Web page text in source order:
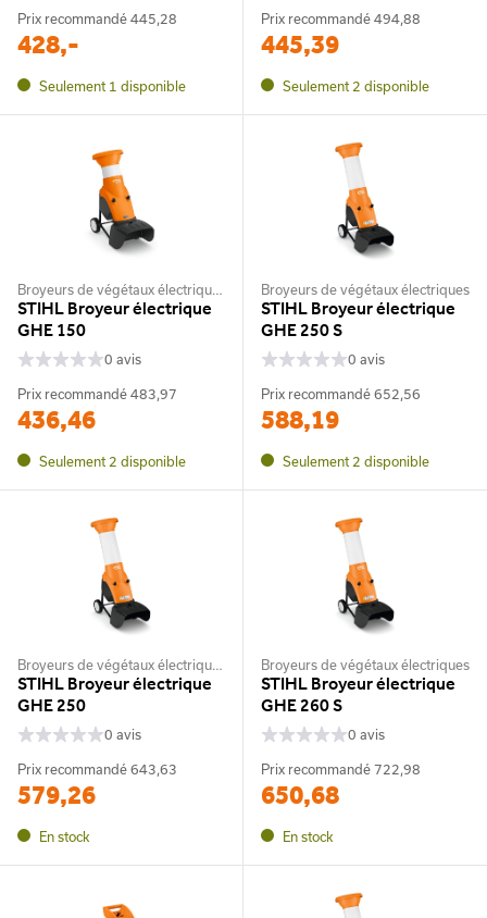
Prix recommandé 445,28
428,-
Seulement 1 disponible
Prix recommandé 494,88
445,39
Seulement 2 disponible
Broyeurs de végétaux électriques
STIHL Broyeur électrique
GHE 150
0 avis
Prix recommandé 483,97
436,46
Seulement 2 disponible
Broyeurs de végétaux électriques
STIHL Broyeur électrique
GHE 250 S
0 avis
Prix recommandé 652,56
588,19
Seulement 2 disponible
Broyeurs de végétaux électriques
STIHL Broyeur électrique
GHE 250
0 avis
Prix recommandé 643,63
579,26
En stock
Broyeurs de végétaux électriques
STIHL Broyeur électrique
GHE 260 S
0 avis
Prix recommandé 722,98
650,68
En stock